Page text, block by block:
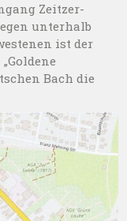
Zeitzer-
unterhalb
ist der
Bach die